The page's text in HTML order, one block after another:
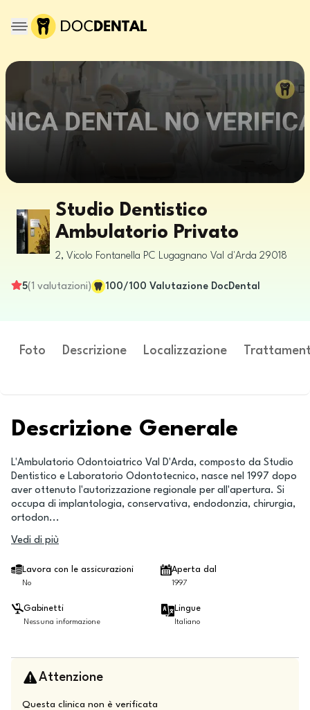
Studio Dentistico
Ambulatorio Privato
2, Vicolo Fontanella PC Lugagnano Val d'Arda 29018
5(1 valutazioni) 100/100 Valutazione DocDental
Foto Descrizione Localizzazione
Descrizione Generale
L'Ambulatorio Odontoiatrico Val D'Arda, composto da Studio
Dentistico e Laboratorio Odontotecnico, nasce nel 1997 dopo
aver ottenuto l'autorizzazione regionale per all'apertura. Si
occupa di implantologia, conservativa, endodonzia, chirurgia,
ortodon...
Vedi di più
Lavora con le assicurazioni
No
Aperta dal
1997
Gabinetti
Nessuna informazione
Lingue
Italiano
Attenzione
Questa clinica non è verificata